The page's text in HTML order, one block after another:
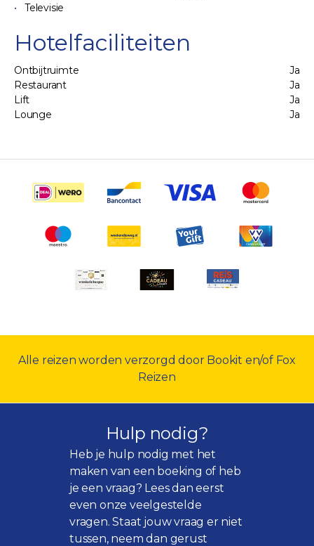
Televisie
Hotelfaciliteiten
Ontbijtruimte
Ja
Restaurant
Ja
Lift
Ja
Lounge
Ja
Alle reizen worden verzorgd door Bookit en/of Fox
Reizen
Hulp nodig?
Heb je hulp nodig met het
maken van een boeking of heb
je een vraag? Lees dan eerst
even onzeveelgestelde
vragen. Staat jouw vraag er niet
tussen, neem dan gerust